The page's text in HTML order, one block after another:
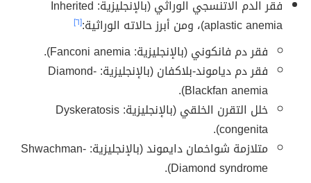
فقر الدم الاتنسجي الوراثي (بالإنجليزية: Inherited
aplastic anemia)، ومن أبرز حالاته الوراثية:
[٦]
فقر دم فانكوني (بالإنجليزية: Fanconi anemia).
فقر دم دياموند-بلاكفان (بالإنجليزية: Diamond-
Blackfan anemia).
خلل التقرن الخلقي (بالإنجليزية: Dyskeratosis
congenita).
متلازمة شواخمان دايموند (بالإنجليزية: Shwachman-
Diamond syndrome).